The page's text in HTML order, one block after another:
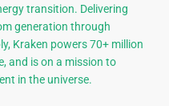
transition. Delivering
generation through
Kraken powers 70+ million
and is on a mission to
in the universe.